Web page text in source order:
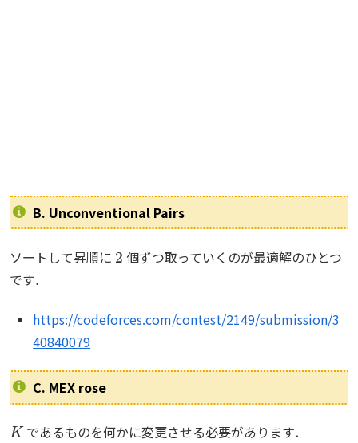
B. Unconventional Pairs
ソートして昇順に
個ずつ取っていくのが最適解のひとつ
です．
https://codeforces.com/contest/2149/submission/3
40840079
C. MEX rose
であるものを何かに変更させる必要があります．